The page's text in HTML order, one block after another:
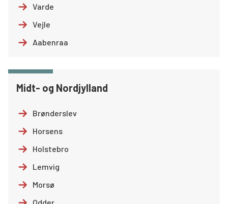
Varde
Vejle
Aabenraa
Midt- og Nordjylland
Brønderslev
Horsens
Holstebro
Lemvig
Morsø